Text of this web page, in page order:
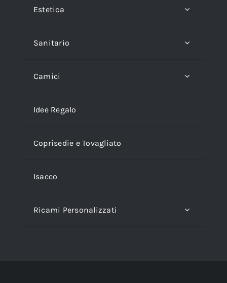
Estetica
Sanitario
Camici
Idee Regalo
Coprisedie e Tovagliato
Isacco
Ricami Personalizzati